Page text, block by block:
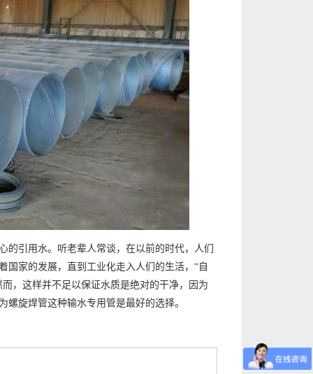
引用水。听老辈人常谈，在以前的时代，人们
家的发展，直到工业化走入人们的生活，“自
，这样并不足以保证水质是绝对的干净，因为
旋焊管这种输水专用管是最好的选择。